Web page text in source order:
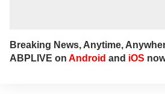
Breaking News, Anytime,
ABPLIVE on Android and iOS